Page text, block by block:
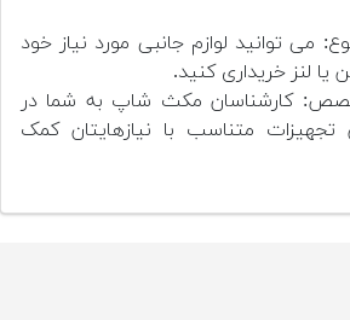
می توانید لوازم جانبی مورد نیاز خود
یا لنز خریداری کنید.
کارشناسان مکث شاپ به شما در
تجهیزات متناسب با نیازهایتان کمک